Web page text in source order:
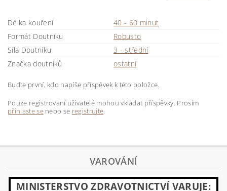
Délka kouření
40 - 60 minut
Formát Doutníku
Robusto
Síla Doutníku
3 - střední
Značka doutníků
ostatní
Buďte první, kdo napíše příspěvek k této položce.
Pouze registrovaní uživatelé mohou vkládat příspěvky. Prosím
přihlaste senebo se registrujte
VAROVÁNÍ
MINISTERSTVO ZDRAVOTNICTVÍ VARUJE: